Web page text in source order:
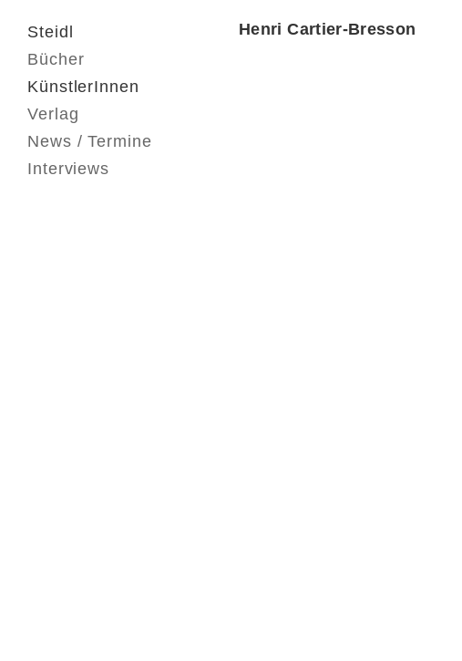
Steidl
Bücher
KünstlerInnen
Verlag
News / Termine
Interviews
Henri Cartier-Bresson